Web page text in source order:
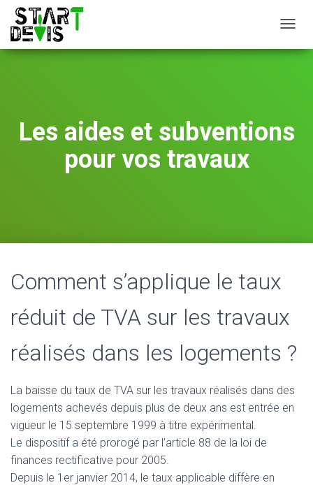
É
L
A
Les aides et subventions
pour vos travaux
Comment s’applique le taux
réduit de TVA sur les travaux
réalisés dans les logements ?
La baisse du taux de TVA sur les travaux réalisés dans des
logements achevés depuis plus de deux ans est entrée en
vigueur le 15 septembre 1999 à titre expérimental.
Le dispositif a été prorogé par l’article 88 de la loi de
finances rectificative pour 2005.
Depuis le 1er janvier 2014, le taux applicable diffère en